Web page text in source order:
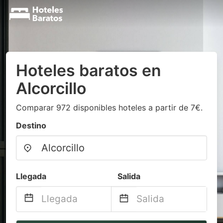
Hoteles baratos en
Alcorcillo
Comparar 972 disponibles hoteles a partir de 7€.
Destino
Llegada Salida
Navigate
Navigate